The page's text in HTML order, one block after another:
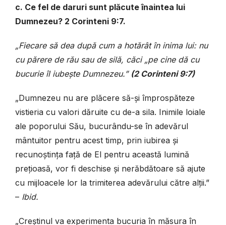
c. Ce fel de daruri sunt plăcute înaintea lui
Dumnezeu? 2 Corinteni 9:7.
„Fiecare să dea după cum a hotărât în inima lui: nu
cu părere de rău sau de silă, căci „pe cine dă cu
bucurie îl iubește Dumnezeu.” (2 Corinteni 9:7)
„Dumnezeu nu are plăcere să-și împrospăteze
vistieria cu valori dăruite cu de-a sila. Inimile loiale
ale poporului Său, bucurându-se în adevărul
mântuitor pentru acest timp, prin iubirea și
recunoștința față de El pentru această lumină
prețioasă, vor fi deschise și nerăbdătoare să ajute
cu mijloacele lor la trimiterea adevărului către alții.”
– Ibid.
„Creștinul va experimenta bucuria în măsura în